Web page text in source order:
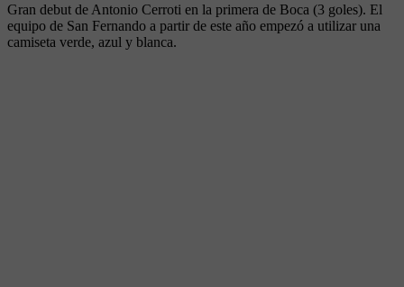
Gran debut de Antonio Cerroti en la primera de Boca (3 goles). El
equipo de San Fernando a partir de este año empezó a utilizar una
camiseta verde, azul y blanca.